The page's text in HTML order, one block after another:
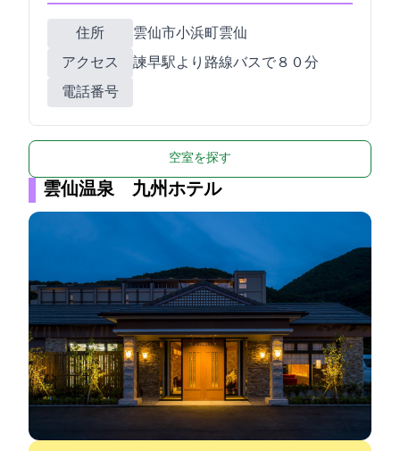
住所
雲仙市小浜町雲仙181
アクセス
諫早駅より路線バスで８０分
電話番号
空室を探す
雲仙温泉 九州ホテル